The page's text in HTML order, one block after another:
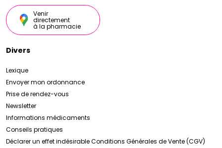
Venir
directement
à la pharmacie
Divers
Lexique
Envoyer mon ordonnance
Prise de rendez-vous
Newsletter
Informations médicaments
Conseils pratiques
Déclarer un effet indésirableConditions Générales de Vente (CGV)